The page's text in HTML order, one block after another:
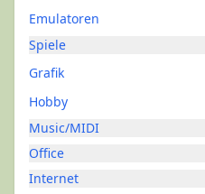
Emulatoren
Spiele
Grafik
Hobby
Music/MIDI
Office
Internet